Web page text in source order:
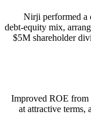
Nirji performed a
debt-equity mix,
$5M shareholder
Improved ROE from
at attractive